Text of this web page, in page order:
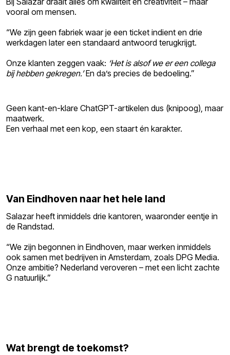
vooral om mensen.
“We zijn geen fabriek waar je een ticket indient en drie
werkdagen later een standaard antwoord terugkrijgt.
Onze klanten zeggen vaak: ‘Het is alsof we er een collega
bij hebben gekregen.’En da’s precies de bedoeling.”
Geen kant-en-klare ChatGPT-artikelen dus (knipoog), maar
maatwerk.
Een verhaal met een kop, een staart én karakter.
Van Eindhoven naar het hele land
Salazar heeft inmiddels drie kantoren, waaronder eentje in
de Randstad.
“We zijn begonnen in Eindhoven, maar werken inmiddels
ook samen met bedrijven in Amsterdam, zoals DPG Media.
Onze ambitie? Nederland veroveren – met een licht zachte
G natuurlijk.”
Wat brengt de toekomst?